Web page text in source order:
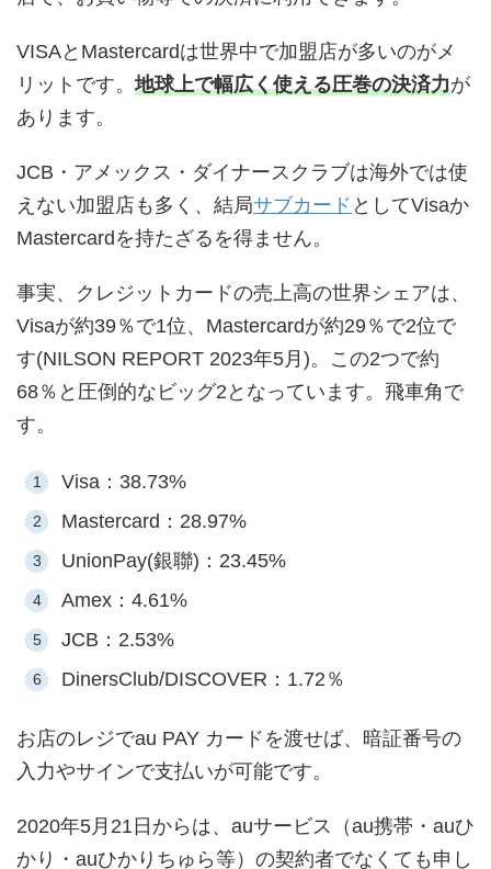
VISAとMastercardは世界中で加盟店が多いのがメ
リットです。地球上で幅広く使える圧巻の決済力が
あります。
JCB・アメックス・ダイナースクラブは海外では使
えない加盟店も多く、結局サブカード としてVisaか
Mastercardを持たざるを得ません。
事実、クレジットカードの売上高の世界シェアは、
Visaが約39％で1位、Mastercardが約29％で2位で
す(NILSON REPORT 2023年5月)。この2つで約
68％と圧倒的なビッグ2となっています。飛車角で
す。
Visa：38.73%
Mastercard：28.97%
UnionPay(銀聯)：23.45%
Amex：4.61%
JCB：2.53%
DinersClub/DISCOVER：1.72％
お店のレジでau PAY カードを渡せば、暗証番号の
入力やサインで支払いが可能です。
2020年5月21日からは、auサービス（au携帯・auひ
かり・auひかりちゅら等）の契約者でなくても申し